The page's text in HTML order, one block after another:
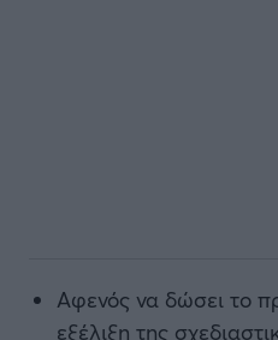
Αφενός να δώσει το
εξέλιξη της